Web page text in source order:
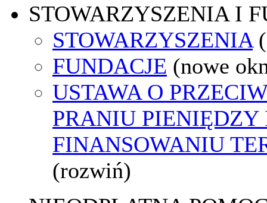
STOWARZYSZENIA I
STOWARZYSZENIA
FUNDACJE (nowe
USTAWA O
PRANIU PIENIĘDZY
FINANSOWANIU
(rozwiń)